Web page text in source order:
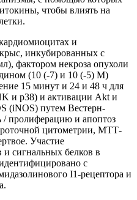
чтобы влиять на
и
инкубированных с
фактором некроза опухоли
(10 (-7) и 10 (-5) M)
15 минут и 24 и 48 ч для
и p38) и активации Akt и
(iNOS) путем Вестерн-
/ пролиферацию и апоптоз
цитометрии, МТТ-
Участие
сигнальных белков в
с
I1-рецептора и